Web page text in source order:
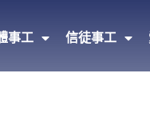
事工 信徒事工